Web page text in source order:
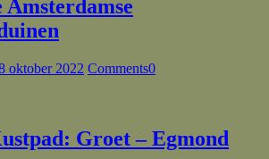
Amsterdamse
oktober 2022 Comments0
Groet – Egmond